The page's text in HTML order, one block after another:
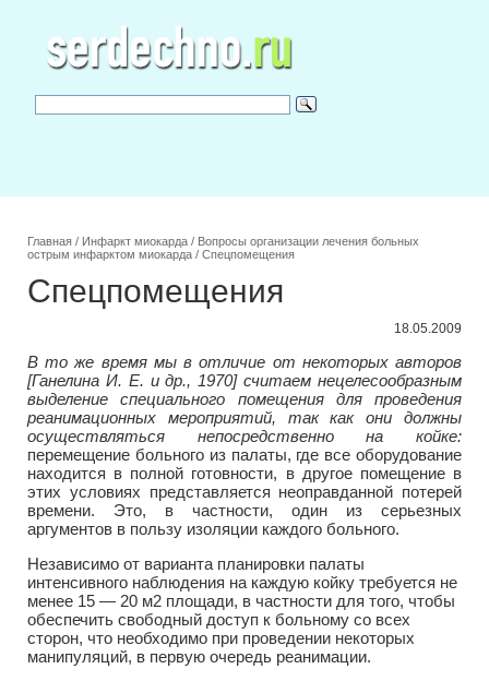
Главная / Инфаркт миокарда / Вопросы организации лечения больных
острым инфарктом миокарда / Спецпомещения
Спецпомещения
18.05.2009
В то же время мы в отличие от некоторых авторов
[Ганелина И. Е. и др., 1970] считаем нецелесообразным
выделение специального помещения для проведения
реанимационных мероприятий, так как они должны
осуществляться непосредственно на койке:
перемещение больного из палаты, где все оборудование
находится в полной готовности, в другое помещение в
этих условиях представляется неоправданной потерей
времени. Это, в частности, один из серьезных
аргументов в пользу изоляции каждого больного.
Независимо от варианта планировки палаты
интенсивного наблюдения на каждую койку требуется не
менее 15 — 20 м2 площади, в частности для того, чтобы
обеспечить свободный доступ к больному со всех
сторон, что необходимо при проведении некоторых
манипуляций, в первую очередь реанимации.